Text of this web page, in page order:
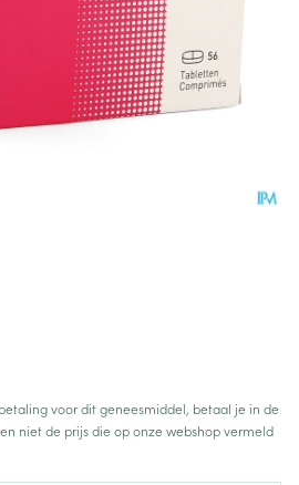
voor dit geneesmiddel, betaal je in de
niet de prijs die op onze webshop vermeld